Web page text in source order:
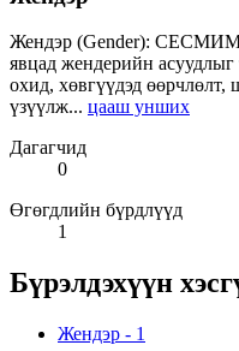
Жендэр (Gender): СЕСМИМ
явцад жендерийн асуудлыг
охид, хөвгүүдэд өөрчлөлт,
үзүүлж... цааш унших
Дагагчид
0
Өгөгдлийн бүрдлүүд
1
Бүрэлдэхүүн
Жендэр - 1